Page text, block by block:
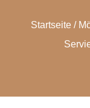
Startseite/